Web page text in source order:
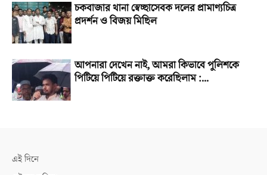
চকবাজার থানা স্বেচ্ছাসেবক দলের প্রামাণ্যচিত্র
প্রদর্শন ও বিজয় মিছিল
আপনারা দেখেন নাই, আমরা কিভাবে পুলিশকে
পিটিয়ে পিটিয়ে রক্তাক্ত করেছিলাম :...
এই দিনে